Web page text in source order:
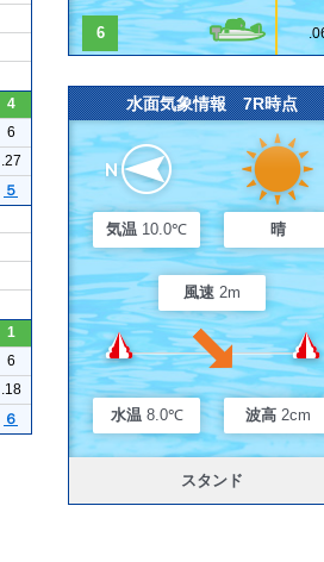
4
6
.27
５
1
6
.18
６
6
水面気象情報 7R時点
気温 10.0℃ 晴
風速 2m
水温 8.0℃ 波高 2cm
スタンド